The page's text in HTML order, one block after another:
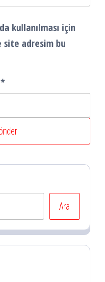
kullanılması için
site adresim bu
*
Ara